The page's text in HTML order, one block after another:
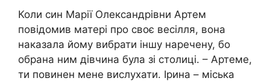
Коли син Марії Олександрівни Артем
повідомив матері про своє весілля, вона
наказала йому вибрати іншу наречену, бо
обрана ним дівчина була зі столиці. – Артеме,
ти повинен мене вислухати. Ірина – міська